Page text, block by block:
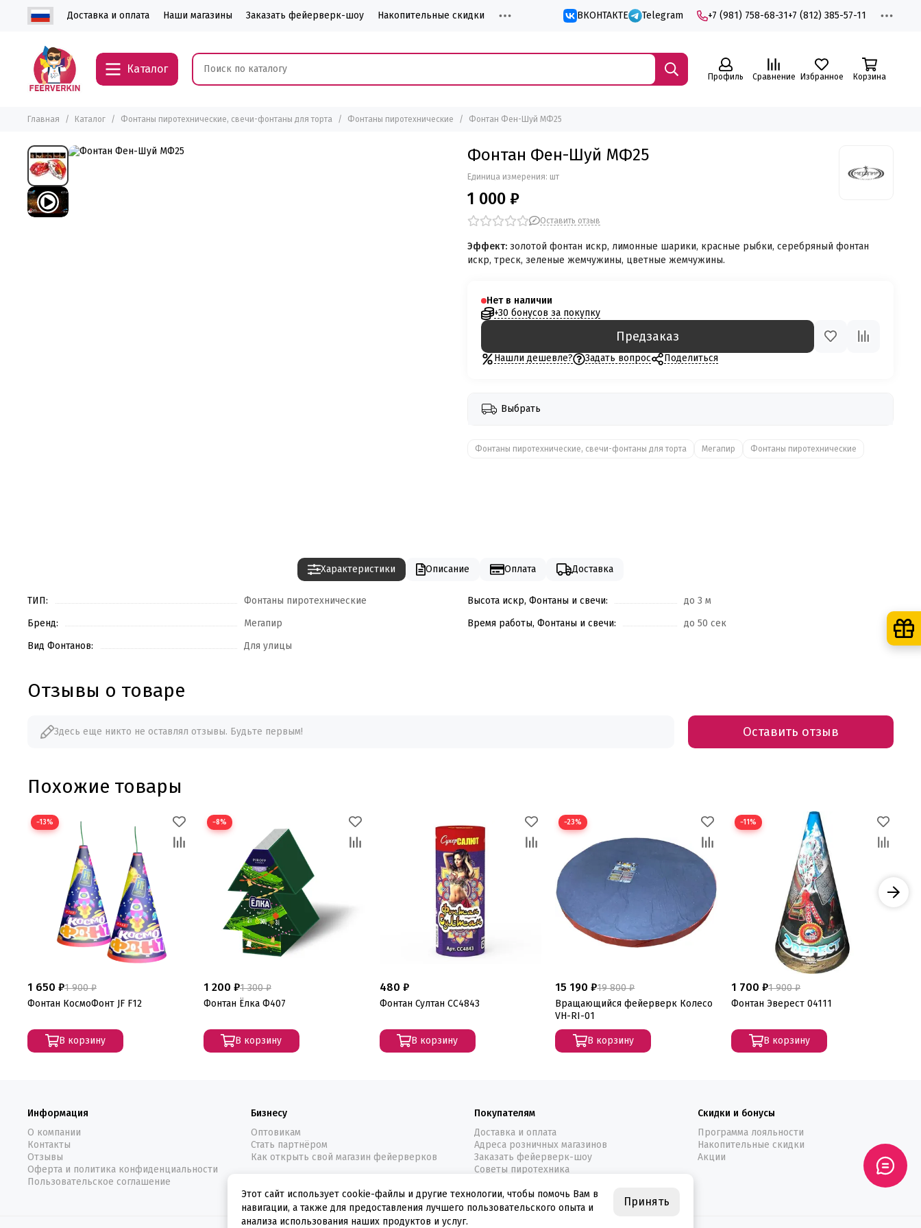
Доставка и оплата Наши магазины Заказать фейерверк-шоу Накопительные скидки ВКОНТАКТЕ Telegram +7 (981) 758-68-31+7 (812) 385-57-11
Каталог
Профиль Сравнение Избранное Корзина
Главная Каталог Фонтаны пиротехнические, свечи-фонтаны для торта Фонтаны пиротехнические Фонтан Фен-Шуй МФ25
Фонтан Фен-Шуй МФ25
Единица измерения: шт
1 000 ₽
Оставить отзыв
Эффект: золотой фонтан искр, лимонные шарики, красные рыбки, серебряный фонтан
искр, треск, зеленые жемчужины, цветные жемчужины.
Нет в наличии
+30 бонусов за покупку
Предзаказ
Нашли дешевле? Задать вопрос Поделиться
Выбрать
Фонтаны пиротехнические, свечи-фонтаны для торта Мегапир Фонтаны пиротехнические
Характеристики Описание Оплата Доставка
ТИП:
Фонтаны пиротехнические
Бренд:
Мегапир
Вид Фонтанов:
Для улицы
Высота искр, Фонтаны и свечи:
до 3 м
Время работы, Фонтаны и свечи:
до 50 сек
Отзывы о товаре
Здесь еще никто не оставлял отзывы. Будьте первым! Оставить отзыв
Похожие товары
−13%
1 650 ₽1 900 ₽
Фонтан КосмоФонт JF F12
В корзину
−8%
1 200 ₽1 300 ₽
Фонтан Ёлка Ф407
В корзину
480 ₽
Фонтан Султан СС4843
В корзину
−23%
15 190 ₽19 800 ₽
Вращающийся фейерверк Колесо
VH-RI-01
В корзину
−11%
1 700 ₽1 900 ₽
Фонтан Эверест 04111
В корзину
Информация
О компании
Контакты
Отзывы
Оферта и политика конфиденциальности
Пользовательское соглашение
Бизнесу
Оптовикам
Стать партнёром
Как открыть свой магазин фейерверков
Покупателям
Доставка и оплата
Адреса розничных магазинов
Заказать фейерверк-шоу
Советы пиротехника
Скидки и бонусы
Программа лояльности
Накопительные скидки
Акции
Этот сайт использует cookie-файлы и другие технологии, чтобы помочь Вам в
навигации, а также для предоставления лучшего пользовательского опыта и
анализа использования наших продуктов и услуг.
Принять